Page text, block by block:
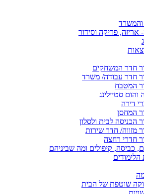
והמשרד
אריזה, פריקה וסידור
חדר המשחקים
חדר עבודה/ משרד
המטבח
והום סטיילינג
דירה
המחסן
הכניסה לבית ולסלון
מזווה/ חדר שירות
חדרי רחצה
כביסה, קיפולים ומה שביניהם
שוטפת של הבית